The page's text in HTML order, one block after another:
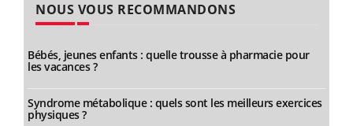
NOUS VOUS RECOMMANDONS
Bébés, jeunes enfants : quelle trousse à pharmacie pour
les vacances ?
Syndrome métabolique : quels sont les meilleurs exercices
physiques ?